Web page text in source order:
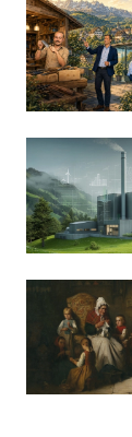
auslassen
und
direkt
zum
springen?